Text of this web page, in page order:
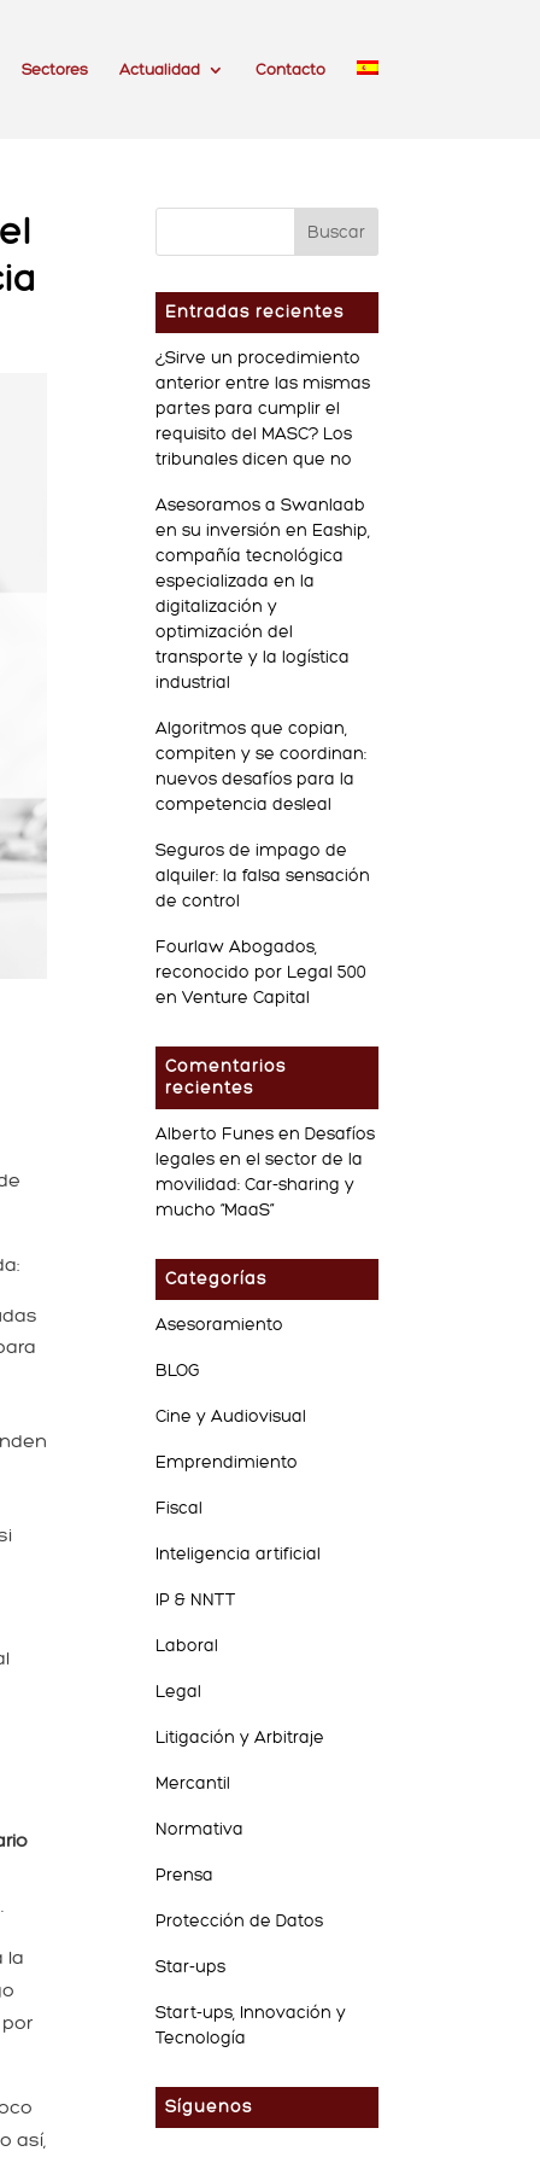
Sectores Actualidad Contacto
la
así,
Entradas recientes
¿Sirve un procedimiento
anterior entre las mismas
partes para cumplir el
requisito del MASC? Los
tribunales dicen que no
Asesoramos a Swanlaab
en su inversión en Eaship,
compañía tecnológica
especializada en la
digitalización y
optimización del
transporte y la logística
industrial
Algoritmos que copian,
compiten y se coordinan:
nuevos desafíos para la
competencia desleal
Seguros de impago de
alquiler: la falsa sensación
de control
Fourlaw Abogados,
reconocido por Legal 500
en Venture Capital
Comentarios
recientes
Alberto Funesen Desafíos
legales en el sector de la
movilidad: Car-sharing y
mucho “MaaS”
Categorías
Asesoramiento
BLOG
Cine y Audiovisual
Emprendimiento
Fiscal
Inteligencia artificial
IP & NNTT
Laboral
Legal
Litigación y Arbitraje
Mercantil
Normativa
Prensa
Protección de Datos
Star-ups
Start-ups, Innovación y
Tecnología
Síguenos